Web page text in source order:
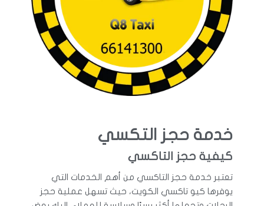
خدمة حجز التكسي
كيفية حجز التاكسي
تعتبر خدمة حجز التاكسي من أهم الخدمات التي
يوفرها كيو تاكسي الكويت، حيث تسهل عملية حجز